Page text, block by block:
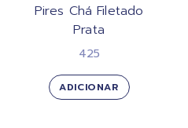
Pires Chá Filetado
Prata
425
ADICIONAR